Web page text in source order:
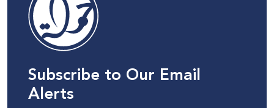
Subscribe to Our Email
Alerts